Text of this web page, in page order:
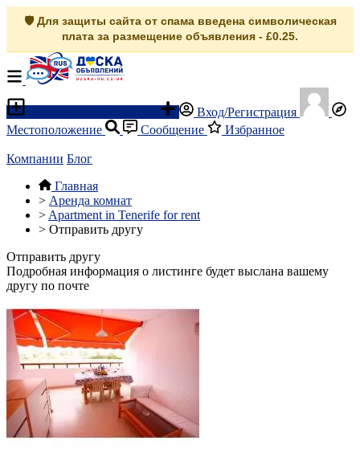
🛡️ Для защиты сайта от спама введена символическая
плата за размещение объявления - £0.25.
Вход/Регистрация
Местоположение
Сообщение Избранное
Компании Блог
Главная
> Аренда комнат
> Apartment in Tenerife for rent
> Отправить другу
Отправить другу
Подробная информация о листинге будет выслана вашему
другу по почте